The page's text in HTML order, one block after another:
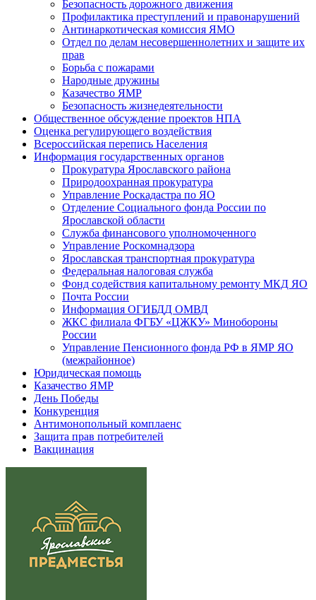
Безопасность дорожного движения
Профилактика преступлений и правонарушений
Антинаркотическая комиссия ЯМО
Отдел по делам несовершеннолетних и защите их
прав
Борьба с пожарами
Народные дружины
Казачество ЯМР
Безопасность жизнедеятельности
Общественное обсуждение проектов НПА
Оценка регулирующего воздействия
Всероссийская перепись Населения
Информация государственных органов
Прокуратура Ярославского района
Природоохранная прокуратура
Управление Роскадастра по ЯО
Отделение Социального фонда России по
Ярославской области
Служба финансового уполномоченного
Управление Роскомнадзора
Ярославская транспортная прокуратура
Федеральная налоговая служба
Фонд содействия капитальному ремонту МКД ЯО
Почта России
Информация ОГИБДД ОМВД
ЖКС филиала ФГБУ «ЦЖКУ» Минобороны
России
Управление Пенсионного фонда РФ в ЯМР ЯО
(межрайонное)
Юридическая помощь
Казачество ЯМР
День Победы
Конкуренция
Антимонопольный комплаенс
Защита прав потребителей
Вакцинация